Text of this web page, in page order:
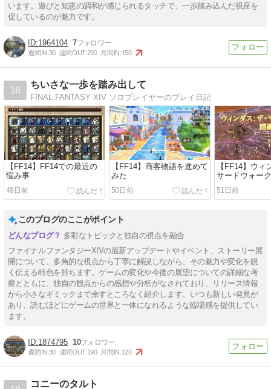
います。遊びと知恵の調和が感じられるタッチで、一歩踏み込んだ視座を
促しているのが魅力です。
1964104 7
週間IN:30 週間OUT:290 月間IN:150
18
ちいさな一歩を踏み出して
FINAL FANTASY XIV ソロプレイヤーのプレイ日記
【FF14】FF14での最近の
悩み事
49日前
【FF14】商客物語を進めて
みた
50日前
【FF14】ウィ
サードウォー
51日前
このブログのここがポイント
多彩なトピックと独自の視点を融合
ファイナルファンタジーXIVの最新アップデートやイベント、ストーリー展
開について、多角的な視点から丁寧に解説しながら、その魅力や変化を鋭
く伝える特色を持ちます。ゲームの変化や今後の展望についての詳細な考
察とともに、独自の観点からの感想や分析がなされており、リリース情報
から小さなギミックまで余すところなく紹介します。いつも新しい発見が
あり、読むほどにゲームの世界と一体になれるような臨場感を提供してい
ます。
1874795 10
週間IN:30 週間OUT:190 月間IN:120
コニーのタルト